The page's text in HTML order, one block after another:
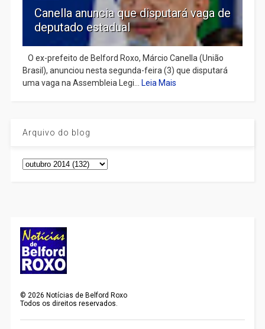
Canella anuncia que disputará vaga de
deputado estadual
​ O ex-prefeito de Belford Roxo, Márcio Canella (União
Brasil), anunciou nesta segunda-feira (3) que disputará
uma vaga na Assembleia Legi... Leia Mais
Arquivo do blog
© 2026 Notícias de Belford Roxo
Todos os direitos reservados.